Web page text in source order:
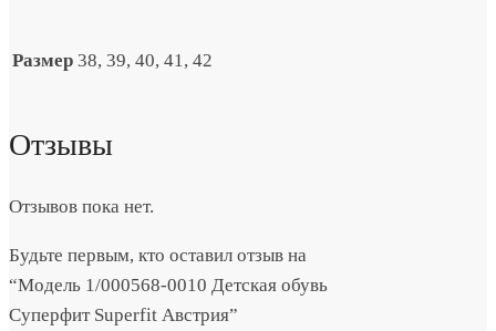
Размер 38, 39, 40, 41, 42
Отзывы
Отзывов пока нет.
Будьте первым, кто оставил отзыв на
“Модель 1/000568-0010 Детская обувь
Суперфит Superfit Австрия”